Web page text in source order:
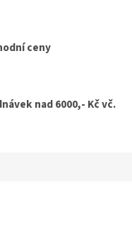
ceny
nad 6000,- Kč vč.